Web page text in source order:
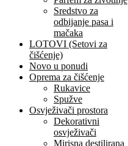
Sredstvo za
odbijanje pasa i
mačaka
LOTOVI (Setovi za
čišćenje)
Novo u ponudi
Oprema za čišćenje
Rukavice
Spužve
Osvježivači prostora
Dekorativni
osvježivači
Mirisna destilirana